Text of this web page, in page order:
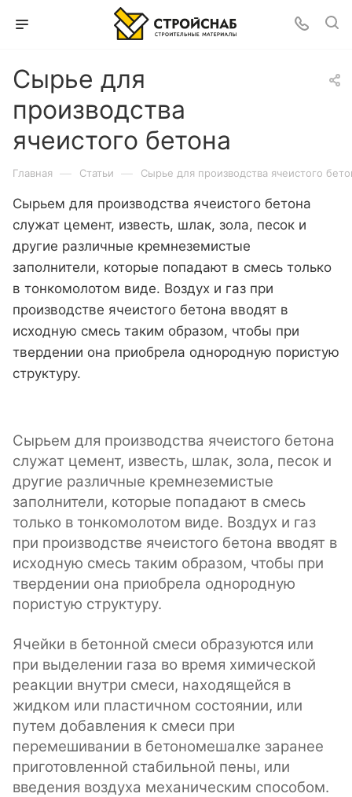
Сырье для
производства
ячеистого бетона
Главная — Статьи — Сырье для производства ячеистого
Сырьем для производства ячеистого бетона
служат цемент, известь, шлак, зола, песок и
другие различные кремнеземистые
заполнители, которые попадают в смесь только
в тонкомолотом виде. Воздух и газ при
производстве ячеистого бетона вводят в
исходную смесь таким образом, чтобы при
твердении она приобрела однородную пористую
структуру.
Сырьем для производства ячеистого бетона
служат цемент, известь, шлак, зола, песок и
другие различные кремнеземистые
заполнители, которые попадают в смесь
только в тонкомолотом виде. Воздух и газ
при производстве ячеистого бетона вводят в
исходную смесь таким образом, чтобы при
твердении она приобрела однородную
пористую структуру.
Ячейки в бетонной смеси образуются или
при выделении газа во время химической
реакции внутри смеси, находящейся в
жидком или пластичном состоянии, или
путем добавления к смеси при
перемешивании в бетономешалке заранее
приготовленной стабильной пены, или
введения воздуха механическим способом.